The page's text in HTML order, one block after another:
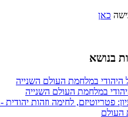
כאן
בנושא
במלחמת העולם השנייה